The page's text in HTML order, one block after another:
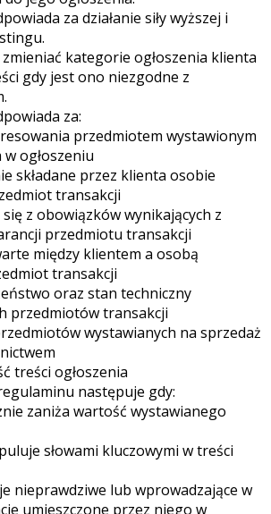
za działanie siły wyższej i
kategorie ogłoszenia klienta
gdy jest ono niezgodne z
za:
przedmiotem wystawionym
ogłoszeniu
składane przez klienta osobie
transakcji
z obowiązków wynikających z
przedmiotu transakcji
między klientem a osobą
transakcji
oraz stan techniczny
przedmiotów transakcji
wystawianych na sprzedaż
treści ogłoszenia
następuje gdy:
zaniża wartość wystawianego
słowami kluczowymi w treści
nieprawdziwe lub wprowadzające w
umieszczone przez niego w